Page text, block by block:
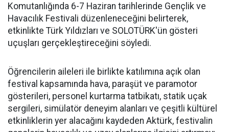
Komutanlığında 6-7 Haziran tarihlerinde Gençlik ve
Havacılık Festivali düzenleneceğini belirterek,
etkinlikte Türk Yıldızları ve SOLOTÜRK'ün gösteri
uçuşları gerçekleştireceğini söyledi.
Öğrencilerin aileleri ile birlikte katılımına açık olan
festival kapsamında hava, paraşüt ve paramotor
gösterileri, personel kurtarma tatbikatı, statik uçak
sergileri, simülatör deneyim alanları ve çeşitli kültürel
etkinliklerin yer alacağını kaydeden Aktürk, festivalin